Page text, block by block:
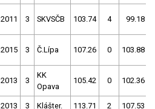
2011 3 SKVSČB 103.74 4 99.18
2015 3 Č.Lípa 107.26 0 103.88
2013 3
KK
Opava
105.42 0 102.36
2013 3 Klášter. 113.71 2 107.53